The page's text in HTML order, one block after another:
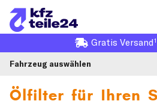
Gratis Versand1
Fahrzeug auswählen
Ölfilter für Ihren